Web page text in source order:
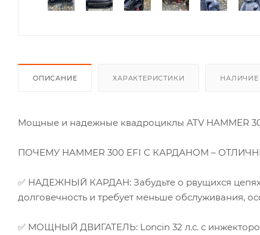
ОПИСАНИЕ ХАРАКТЕРИСТИКИ НАЛИЧИЕ
Мощные и надежные квадроциклы ATV HAMMER
ПОЧЕМУ HAMMER 300 EFI С КАРДАНОМ –
✅ НАДЕЖНЫЙ КАРДАН: Забудьте о рвущихся
долговечность и требует меньше обслуживания,
✅ МОЩНЫЙ ДВИГАТЕЛЬ: Loncin 32 л.с. с